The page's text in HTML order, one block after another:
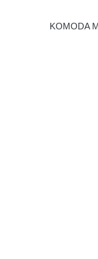
KOMODA